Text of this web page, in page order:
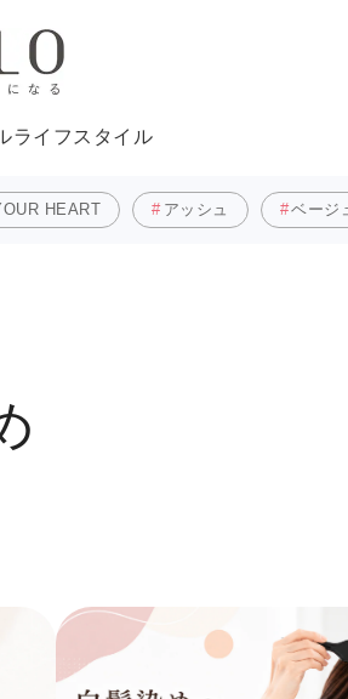
ライフスタイル
HEART アッシュ ベージ